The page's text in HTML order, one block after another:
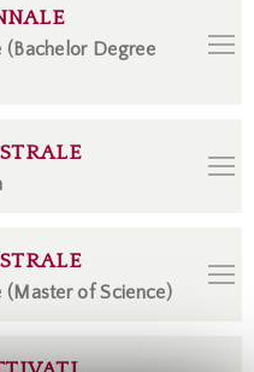
(Bachelor Degree
(Master of Science)